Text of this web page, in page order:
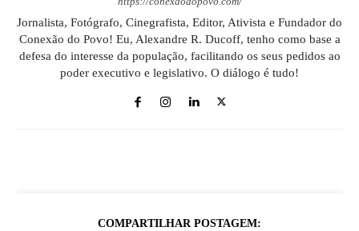
Jornalista, Fotógrafo, Cinegrafista, Editor, Ativista e Fundador do
Conexão do Povo! Eu, Alexandre R. Ducoff, tenho como base a
defesa do interesse da população, facilitando os seus pedidos ao
poder executivo e legislativo. O diálogo é tudo!
COMPARTILHAR POSTAGEM: